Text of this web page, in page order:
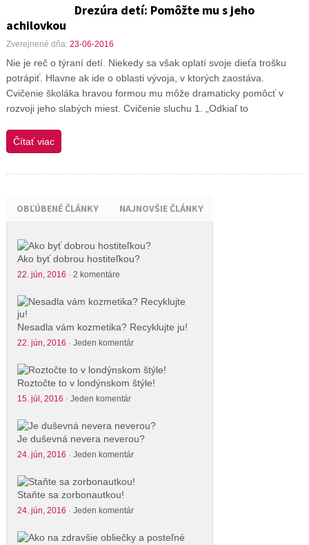
Drezúra detí: Pomôžte mu s jeho
achilovkou
Zverejnené dňa: 23-06-2016
Nie je reč o týraní detí. Niekedy sa však oplatí svoje dieťa trošku
potrápiť. Hlavne ak ide o oblasti vývoja, v ktorých zaostáva.
Cvičenie školáka hravou formou mu môže dramaticky pomôcť v
rozvoji jeho slabých miest. Cvičenie sluchu 1. „Odkiaľ to
Čítať viac
OBĽÚBENÉ ČLÁNKY NAJNOVŠIE ČLÁNKY
Ako byť dobrou hostiteľkou?
22. jún, 2016 · 2 komentáre
Nesadla vám kozmetika? Recyklujte ju!
22. jún, 2016 · Jeden komentár
Roztočte to v londýnskom štýle!
15. júl, 2016 · Jeden komentár
Je duševná nevera neverou?
24. jún, 2016 · Jeden komentár
Staňte sa zorbonautkou!
24. jún, 2016 · Jeden komentár